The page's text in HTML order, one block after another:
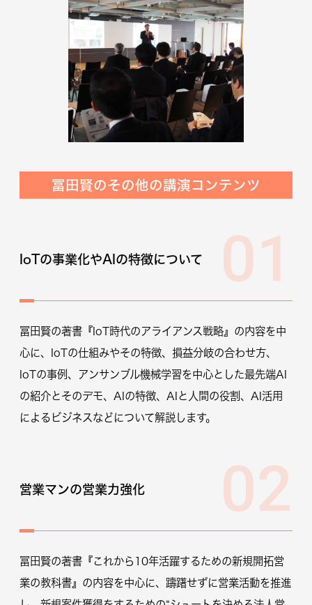
冨田賢のその他の講演コンテンツ
IoTの事業化やAIの特徴について 01
冨田賢の著書『IoT時代のアライアンス戦略』の内容を中
心に、IoTの仕組みやその特徴、損益分岐の合わせ方、
IoTの事例、アンサンブル機械学習を中心とした最先端AI
の紹介とそのデモ、AIの特徴、AIと人間の役割、AI活用
によるビジネスなどについて解説します。
営業マンの営業力強化 02
冨田賢の著書『これから10年活躍するための新規開拓営
業の教科書』の内容を中心に、躊躇せずに営業活動を推進